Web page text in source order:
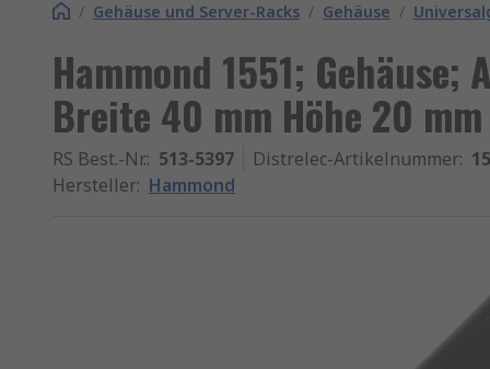
/ Gehäuse und Server-Racks / Gehäuse /
Hammond 1551; Gehäuse;
Breite 40 mm Höhe 20
RS Best.-Nr.: 513-5397 Distrelec-Artikelnummer:
Hersteller: Hammond